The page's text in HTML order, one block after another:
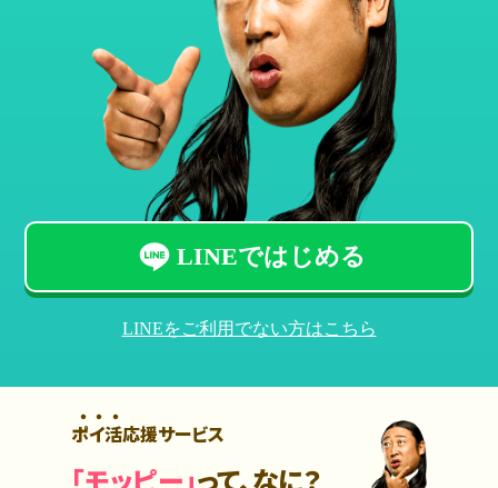
LINEではじめる
LINEをご利用でない方はこちら
ポイ活応援サービス
「モッピー」って、なに？